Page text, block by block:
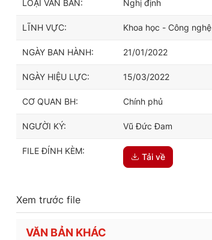
LOẠI VĂN BẢN: Nghị định
LĨNH VỰC: Khoa học - Công nghệ
NGÀY BAN HÀNH: 21/01/2022
NGÀY HIỆU LỰC: 15/03/2022
CƠ QUAN BH: Chính phủ
NGƯỜI KÝ: Vũ Đức Đam
FILE ĐÍNH KÈM:
Tải về
Xem trước file
VĂN BẢN KHÁC